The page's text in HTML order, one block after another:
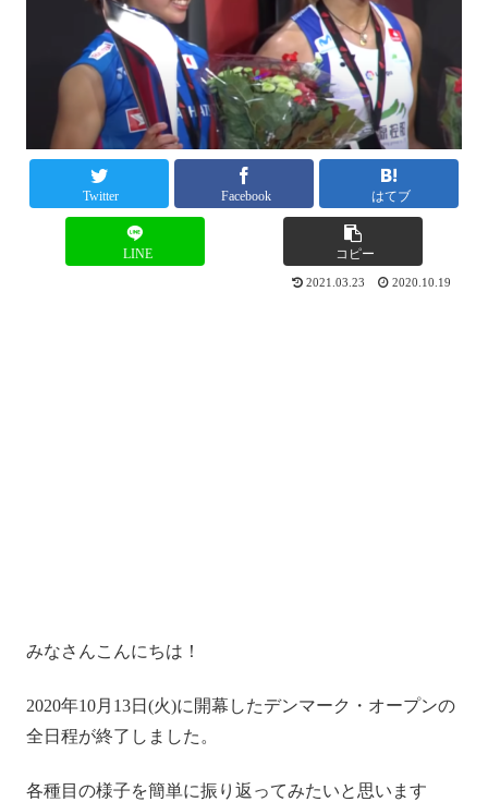
Twitter Facebook はてブ
LINE コピー
2021.03.23 2020.10.19
みなさんこんにちは！
2020年10月13日(火)に開幕したデンマーク・オープンの
全日程が終了しました。
各種目の様子を簡単に振り返ってみたいと思います